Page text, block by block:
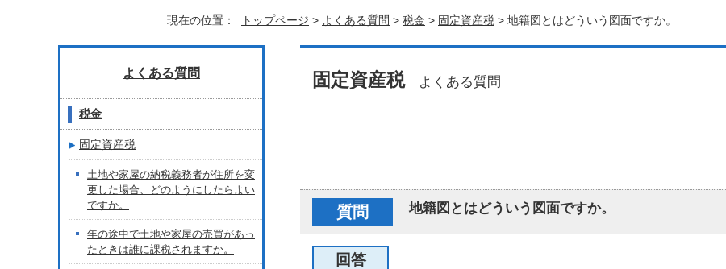
現在の位置： トップページ > よくある質問 > 税金 > 固定資産税 > 地籍図とはどういう図面ですか。
固定資産税よくある質問
質問 地籍図とはどういう図面ですか。
回答
よくある質問
税金
固定資産税
土地や家屋の納税義務者が住所を変
更した場合、どのようにしたらよい
ですか。
年の途中で土地や家屋の売買があっ
たときは誰に課税されますか。